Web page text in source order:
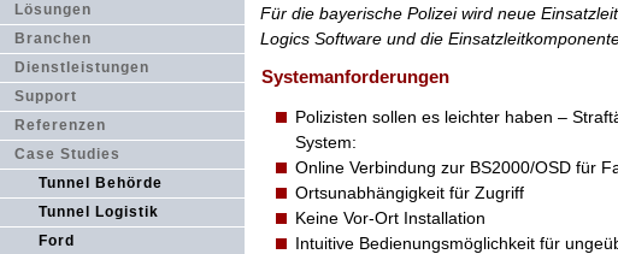
Lösungen
Branchen
Dienstleistungen
Support
Referenzen
Case Studies
Tunnel Behörde
Tunnel Logistik
Ford
Für die bayerische Polizei wird neue
Logics Software und die
Systemanforderungen
Polizisten sollen es leichter haben –
System:
Online Verbindung zur BS2000/OSD für
Ortsunabhängigkeit für Zugriff
Keine Vor-Ort Installation
Intuitive Bedienungsmöglichkeit für